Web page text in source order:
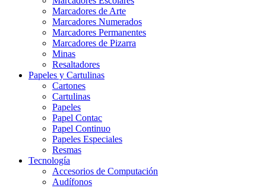
Marcadores de Arte
Marcadores Numerados
Marcadores Permanentes
Marcadores de Pizarra
Minas
Resaltadores
Papeles y Cartulinas
Cartones
Cartulinas
Papeles
Papel Contac
Papel Continuo
Papeles Especiales
Resmas
Tecnología
Accesorios de Computación
Audífonos